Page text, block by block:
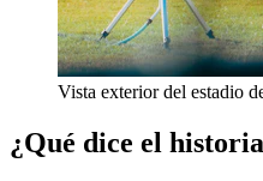
Vista exterior del estadio
¿Qué dice el